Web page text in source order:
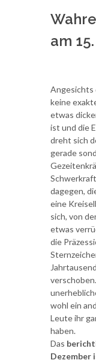
am
Angesichts
keine
etwas
ist und die
dreht sich
gerade
dagegen,
eine
sich, von
etwas
die
wohl ein
Leute ihr
haben.
Das
Dezember